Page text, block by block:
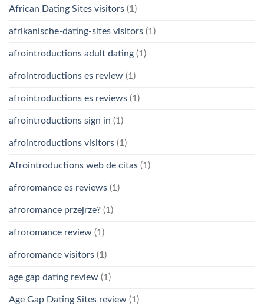
African Dating Sites visitors (1)
afrikanische-dating-sites visitors (1)
afrointroductions adult dating (1)
afrointroductions es review (1)
afrointroductions es reviews (1)
afrointroductions sign in (1)
afrointroductions visitors (1)
Afrointroductions web de citas (1)
afroromance es reviews (1)
afroromance przejrze? (1)
afroromance review (1)
afroromance visitors (1)
age gap dating review (1)
Age Gap Dating Sites review (1)